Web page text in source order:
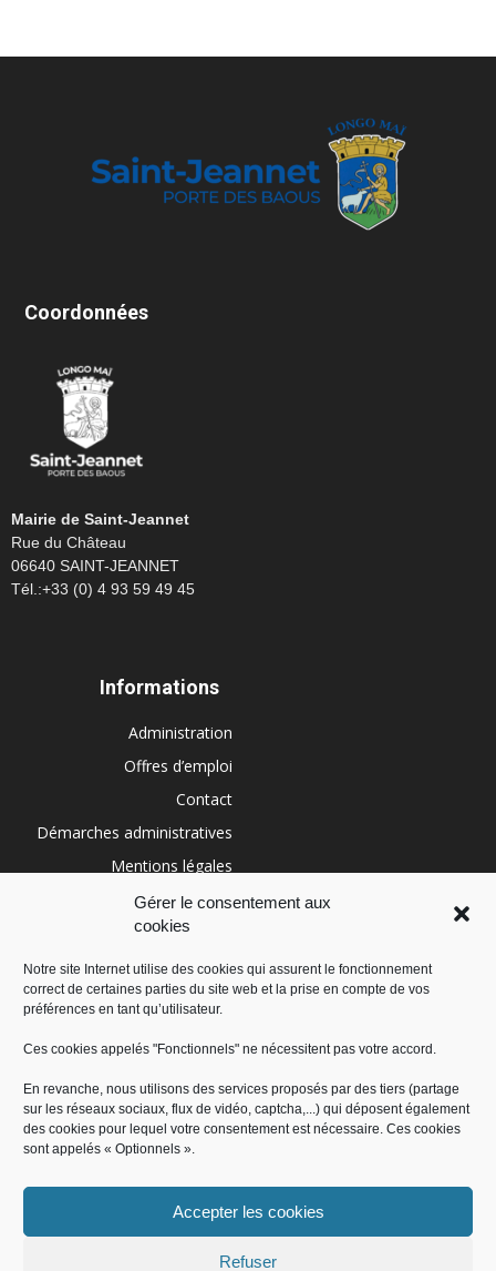
Gérer le consentement aux
cookies
Notre site Internet utilise des cookies qui assurent le fonctionnement
correct de certaines parties du site web et la prise en compte de vos
préférences en tant qu’utilisateur.
Ces cookies appelés "Fonctionnels" ne nécessitent pas votre accord.
En revanche, nous utilisons des services proposés par des tiers (partage
sur les réseaux sociaux, flux de vidéo, captcha,...) qui déposent également
des cookies pour lequel votre consentement est nécessaire. Ces cookies
sont appelés « Optionnels ».
Accepter les cookies
Refuser
Coordonnées
Mairie de Saint-Jeannet
Rue du Château
06640 SAINT-JEANNET
Tél.:+33 (0) 4 93 59 49 45
Informations
Administration
Offres d’emploi
Contact
Démarches administratives
Mentions légales
Conditions générales
Politique de cookies (UE)
RÉGION SUD
Mentions légales